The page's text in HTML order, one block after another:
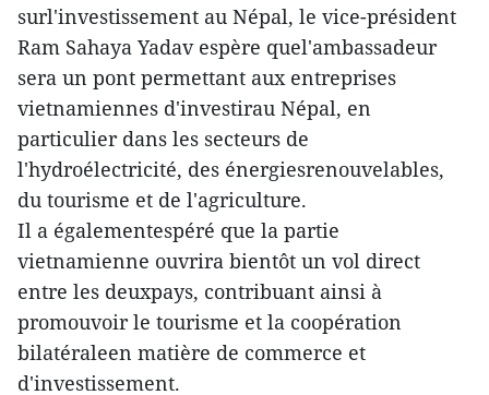
surl'investissement au Népal, le vice-président
Ram Sahaya Yadav espère quel'ambassadeur
sera un pont permettant aux entreprises
vietnamiennes d'investirau Népal, en
particulier dans les secteurs de
l'hydroélectricité, des énergiesrenouvelables,
du tourisme et de l'agriculture.
Il a égalementespéré que la partie
vietnamienne ouvrira bientôt un vol direct
entre les deuxpays, contribuant ainsi à
promouvoir le tourisme et la coopération
bilatéraleen matière de commerce et
d'investissement.